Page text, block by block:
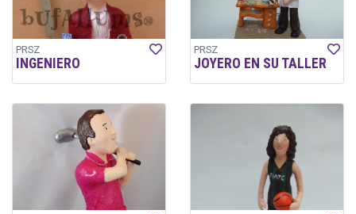
PRSZ
INGENIERO
PRSZ
JOYERO EN SU TALLER